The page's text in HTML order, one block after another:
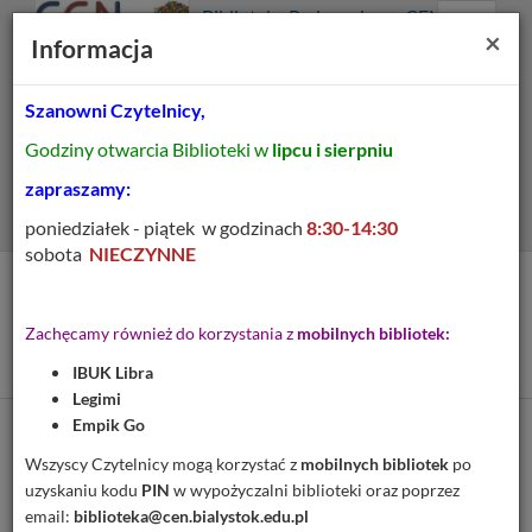
główne
główna
Prolib
główna
Biblioteka Pedagogiczna CEN
Menu
różnicowanie głosek sz-s
Dodaj na Twoją półkę
×
Informacja
Szanowni Czytelnicy,
Godziny otwarcia Biblioteki w lipcu i sierpniu
zapraszamy:
poniedziałek - piątek w godzinach 8:30-14:30
sobota NIECZYNNE
Zachęcamy również do korzystania z mobilnych bibliotek:
IBUK Libra
Legimi
Empik Go
Wszyscy Czytelnicy mogą korzystać z mobilnych bibliotek po
uzyskaniu kodu PIN w wypożyczalni biblioteki oraz poprzez
email: biblioteka@cen.bialystok.edu.pl